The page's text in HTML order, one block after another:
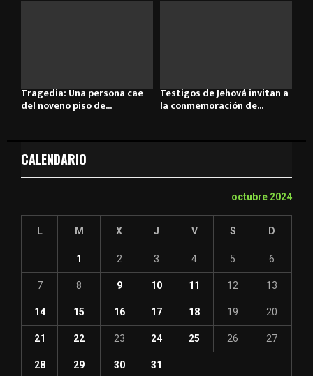
Tragedia: Una persona cae
del noveno piso de...
Testigos de Jehová invitan a
la conmemoración de...
CALENDARIO
octubre 2024
L M X J V S D
1 2 3 4 5 6
7 8 9 10 11 12 13
14 15 16 17 18 19 20
21 22 23 24 25 26 27
28 29 30
31